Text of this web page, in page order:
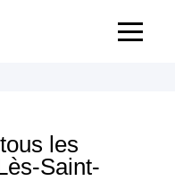
les
Saint-